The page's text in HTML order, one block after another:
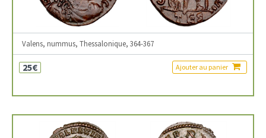
Valens, nummus, Thessalonique, 364-367
25€ Ajouter au panier